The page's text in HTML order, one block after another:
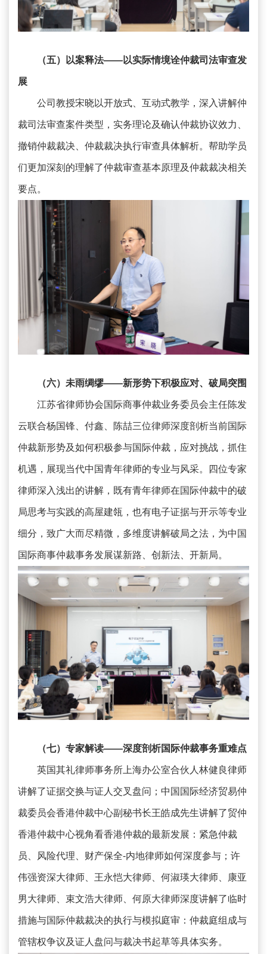
（五）以案释法——以实际情境诠仲裁司法审查发
展
公司教授宋晓以开放式、互动式教学，深入讲解仲
裁司法审查案件类型，实务理论及确认仲裁协议效力、
撤销仲裁裁决、仲裁裁决执行审查具体解析。帮助学员
们更加深刻的理解了仲裁审查基本原理及仲裁裁决相关
要点。
（六）未雨绸缪——新形势下积极应对、破局突围
江苏省律师协会国际商事仲裁业务委员会主任陈发
云联合杨国锋、付鑫、陈喆三位律师深度剖析当前国际
仲裁新形势及如何积极参与国际仲裁，应对挑战，抓住
机遇，展现当代中国青年律师的专业与风采。四位专家
律师深入浅出的讲解，既有青年律师在国际仲裁中的破
局思考与实践的高屋建瓴，也有电子证据与开示等专业
细分，致广大而尽精微，多维度讲解破局之法，为中国
国际商事仲裁事务发展谋新路、创新法、开新局。
（七）专家解读——深度剖析国际仲裁事务重难点
英国其礼律师事务所上海办公室合伙人林健良律师
讲解了证据交换与证人交叉盘问；中国国际经济贸易仲
裁委员会香港仲裁中心副秘书长王皓成先生讲解了贸仲
香港仲裁中心视角看香港仲裁的最新发展：紧急仲裁
员、风险代理、财产保全-内地律师如何深度参与；许
伟强资深大律师、王永恺大律师、何淑瑛大律师、康亚
男大律师、束文浩大律师、何原大律师深度讲解了临时
措施与国际仲裁裁决的执行与模拟庭审：仲裁庭组成与
管辖权争议及证人盘问与裁决书起草等具体实务。